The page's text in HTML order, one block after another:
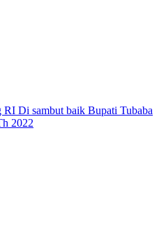
Di sambut baik Bupati Tubaba
2022